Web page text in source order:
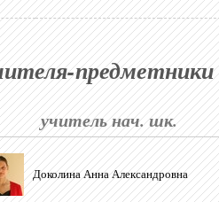
предметники
учитель нач. шк.
Доколина Анна Александровна